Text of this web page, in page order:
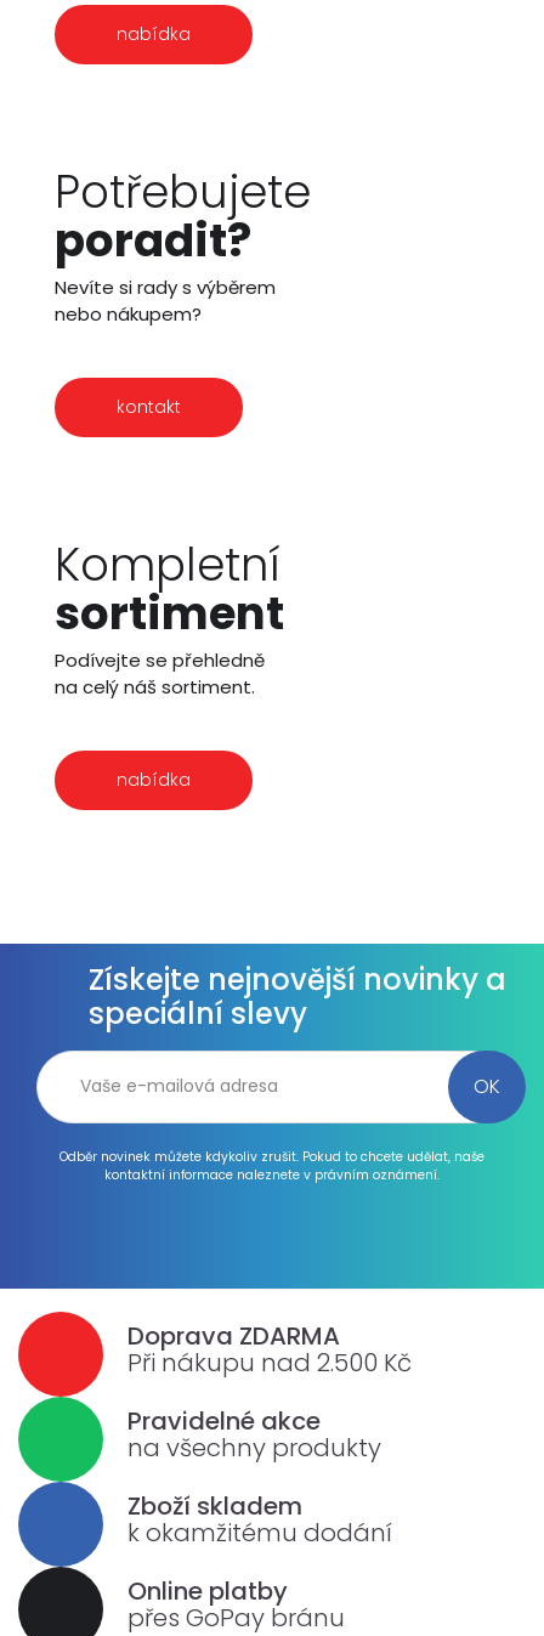
nabídka
Potřebujete
poradit?
Nevíte si rady s výběrem
nebo nákupem?
kontakt
Kompletní
sortiment
Podívejte se přehledně
na celý náš sortiment.
nabídka
Získejte nejnovější novinky a
speciální slevy
Odběr novinek můžete kdykoliv zrušit. Pokud to chcete udělat, naše
kontaktní informace naleznete v právním oznámení.
Doprava ZDARMA
Při nákupu nad 2.500 Kč
Pravidelné akce
na všechny produkty
Zboží skladem
k okamžitému dodání
Online platby
přes GoPay bránu